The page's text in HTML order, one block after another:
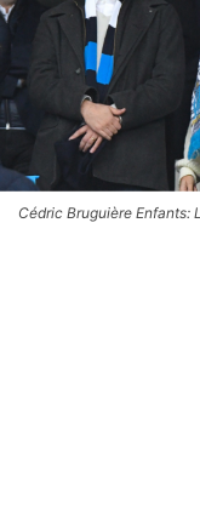
Cédric Bruguière Enfants: